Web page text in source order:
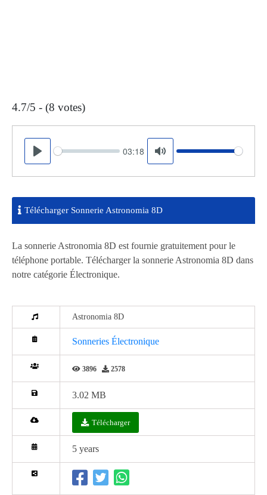
4.7/5 - (8 votes)
Play
Seek 03:18
Mute
Volume
Télécharger Sonnerie Astronomia 8D
La sonnerie Astronomia 8D est fournie gratuitement pour le
téléphone portable. Télécharger la sonnerie Astronomia 8D dans
notre catégorie Électronique.
Astronomia 8D
Sonneries Électronique
3896 2578
3.02 MB
Télécharger
5 years